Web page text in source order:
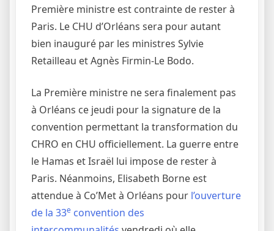
Première ministre est contrainte de rester à
Paris. Le CHU d’Orléans sera pour autant
bien inauguré par les ministres Sylvie
Retailleau et Agnès Firmin-Le Bodo.
La Première ministre ne sera finalement pas
à Orléans ce jeudi pour la signature de la
convention permettant la transformation du
CHRO en CHU officiellement. La guerre entre
le Hamas et Israël lui impose de rester à
Paris. Néanmoins, Elisabeth Borne est
attendue à Co’Met à Orléans pour l’ouverture
de la 33e convention des